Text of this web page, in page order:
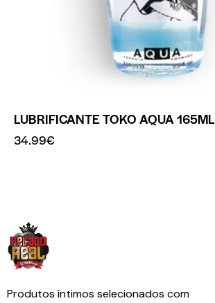
LUBRIFICANTE TOKO AQUA 165ML
34.99€
Produtos íntimos selecionados com